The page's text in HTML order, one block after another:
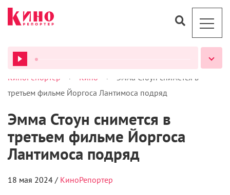
ВСЕ ПОДКАСТЫ
КиноРепортер > Кино >
Эмма Стоун снимется в
третьем фильме Йоргоса Лантимоса подряд
Эмма Стоун снимется в
третьем фильме Йоргоса
Лантимоса подряд
18 мая 2024 / КиноРепортер